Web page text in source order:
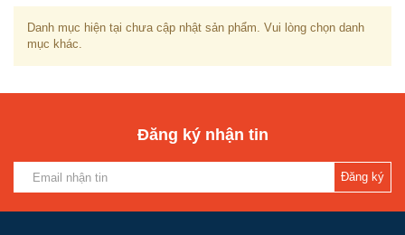
Danh mục hiện tại chưa cập nhật sản phẩm. Vui lòng chọn danh
mục khác.
Đăng ký nhận tin
Đăng ký